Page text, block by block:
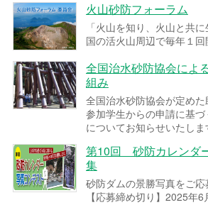
火山砂防フォーラム
「火山を知り、火山と共
国の活火山周辺で毎年１回
全国治水砂防協会によ
組み
全国治水砂防協会が定め
参加学生からの申請に基
についてお知らせいたしま
第10回 砂防カレンダ
集
砂防ダムの景勝写真をご応
【応募締め切り】2025年